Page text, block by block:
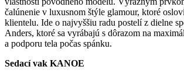
čalúnenie v luxusnom štýle glamour, ktoré
klientelu. Ide o najvyššiu radu postelí z dielne
Anders, ktoré sa vyrábajú s dôrazom na
a podporu tela počas spánku.
Sedací vak KANOE